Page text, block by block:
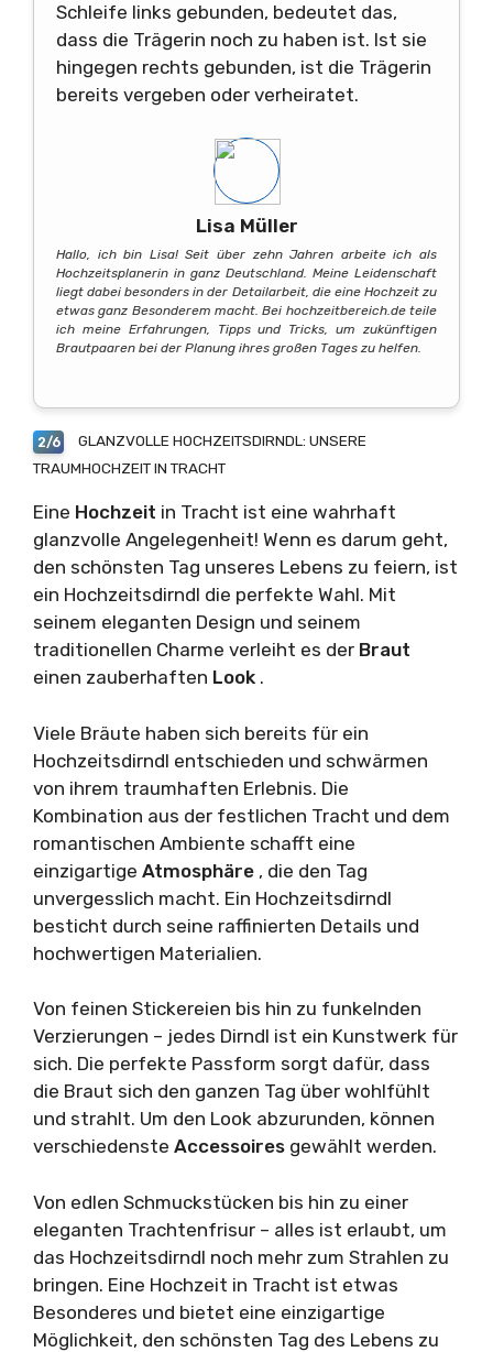
Schleife links gebunden, bedeutet das,
dass die Trägerin noch zu haben ist. Ist sie
hingegen rechts gebunden, ist die Trägerin
bereits vergeben oder verheiratet.
Lisa Müller
Hallo, ich bin Lisa! Seit über zehn Jahren arbeite ich als
Hochzeitsplanerin in ganz Deutschland. Meine Leidenschaft
liegt dabei besonders in der Detailarbeit, die eine Hochzeit zu
etwas ganz Besonderem macht. Bei hochzeitbereich.de teile
ich meine Erfahrungen, Tipps und Tricks, um zukünftigen
Brautpaaren bei der Planung ihres großen Tages zu helfen.
2/6
GLANZVOLLE HOCHZEITSDIRNDL: UNSERE
TRAUMHOCHZEIT IN TRACHT
Eine Hochzeit in Tracht ist eine wahrhaft
glanzvolle Angelegenheit! Wenn es darum geht,
den schönsten Tag unseres Lebens zu feiern, ist
ein Hochzeitsdirndl die perfekte Wahl. Mit
seinem eleganten Design und seinem
traditionellen Charme verleiht es der Braut
einen zauberhaften Look .
Viele Bräute haben sich bereits für ein
Hochzeitsdirndl entschieden und schwärmen
von ihrem traumhaften Erlebnis. Die
Kombination aus der festlichen Tracht und dem
romantischen Ambiente schafft eine
einzigartige Atmosphäre , die den Tag
unvergesslich macht. Ein Hochzeitsdirndl
besticht durch seine raffinierten Details und
hochwertigen Materialien.
Von feinen Stickereien bis hin zu funkelnden
Verzierungen – jedes Dirndl ist ein Kunstwerk für
sich. Die perfekte Passform sorgt dafür, dass
die Braut sich den ganzen Tag über wohlfühlt
und strahlt. Um den Look abzurunden, können
verschiedenste Accessoires gewählt werden.
Von edlen Schmuckstücken bis hin zu einer
eleganten Trachtenfrisur – alles ist erlaubt, um
das Hochzeitsdirndl noch mehr zum Strahlen zu
bringen. Eine Hochzeit in Tracht ist etwas
Besonderes und bietet eine einzigartige
Möglichkeit, den schönsten Tag des Lebens zu